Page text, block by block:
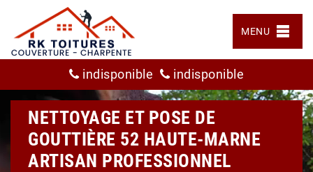
MENU
indisponible indisponible
NETTOYAGE ET POSE DE
GOUTTIÈRE 52 HAUTE-MARNE
ARTISAN PROFESSIONNEL